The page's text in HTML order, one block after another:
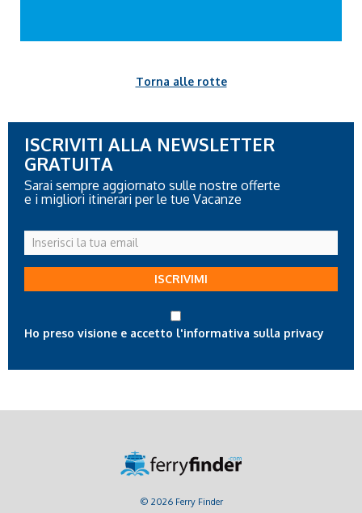
Torna alle rotte
ISCRIVITI ALLA NEWSLETTER
GRATUITA
Sarai sempre aggiornato sulle nostre offerte
e i migliori itinerari per le tue Vacanze
Inserisci
la
tua
ISCRIVIMI
Ho preso visione e accetto l'informativa sulla privacy
© 2026 Ferry Finder